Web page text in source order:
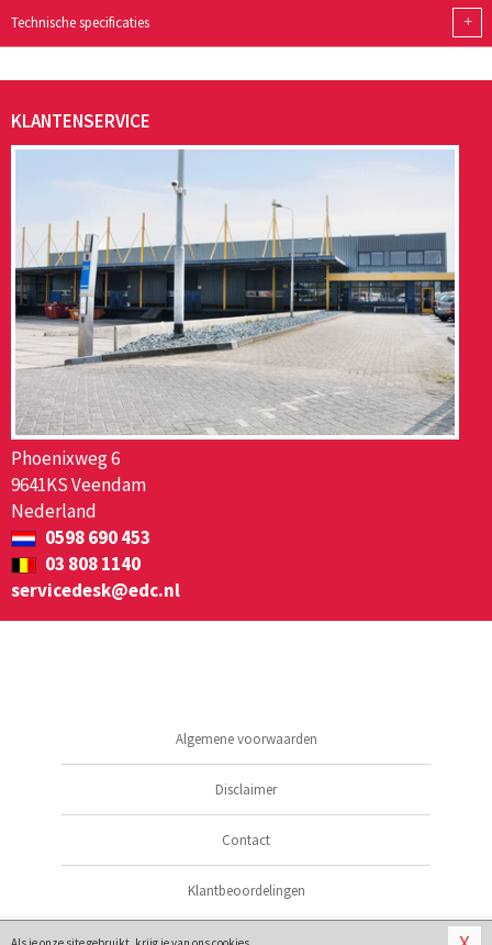
Technische specificaties +
KLANTENSERVICE
Phoenixweg 6
9641KS Veendam
Nederland
0598 690 453
03 808 1140
servicedesk@edc.nl
Algemene voorwaarden
Disclaimer
Contact
Klantbeoordelingen
© 2026vibratorplaza.nl